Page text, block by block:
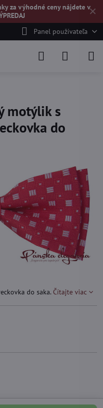
✕
za výhodné ceny nájdete v
Panel používateľa
motýlik s
do
do saka. Čítajte viac